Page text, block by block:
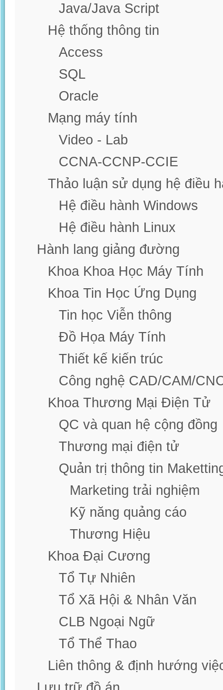
Java/Java Script
Hệ thống thông tin
Access
SQL
Oracle
Mạng máy tính
Video - Lab
CCNA-CCNP-CCIE
Thảo luận sử dụng hệ điều
Hệ điều hành Windows
Hệ điều hành Linux
Hành lang giảng đường
Khoa Khoa Học Máy Tính
Khoa Tin Học Ứng Dụng
Tin học Viễn thông
Đồ Họa Máy Tính
Thiết kế kiến trúc
Công nghệ CAD/CAM/
Khoa Thương Mại Điện Tử
QC và quan hệ cộng đồng
Thương mại điện tử
Quản trị thông tin
Marketing trải nghiệm
Kỹ năng quảng cáo
Thương Hiệu
Khoa Đại Cương
Tổ Tự Nhiên
Tổ Xã Hội & Nhân Văn
CLB Ngoại Ngữ
Tổ Thể Thao
Liên thông & định hướng